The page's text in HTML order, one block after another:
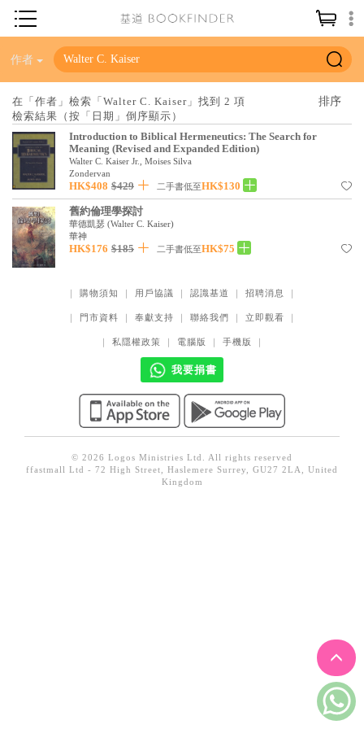
神學／教義
聖經
信仰入門
教會歷史
靈修／禱告
信徒生活
分齡牧養
社會／倫理
哲學／宗教比較
文藝／勵志
童書
精選影音
作者
在「作者」檢索「Walter C. Kaiser」找到 2 項
檢索結果（按「日期」倒序顯示）
Introduction to Biblical Hermeneutics: The Search for
Meaning (Revised and Expanded Edition)
Walter C. Kaiser Jr., Moises Silva
Zondervan
HK$408 $429 二手書低至HK$130
舊約倫理學探討
華德凱瑟 (Walter C. Kaiser)
華神
HK$176 $185 二手書低至HK$75
｜ 購物須知 ｜ 用戶協議 ｜ 認識基道 ｜ 招聘消息 ｜
｜ 門市資料 ｜ 奉獻支持 ｜ 聯絡我們 ｜ 立即觀看 ｜
｜ 私隱權政策 ｜ 電腦版 ｜ 手機版 ｜
我要捐書
© 2026 Logos Ministries Ltd. All rights reserved
ffastmall Ltd - 72 High Street, Haslemere Surrey, GU27 2LA, United
Kingdom